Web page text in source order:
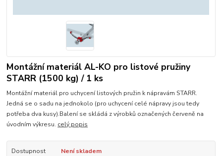
Montážní materiál AL-KO pro listové pružiny
STARR (1500 kg) / 1 ks
Montážní materiál pro uchycení listových pružin k nápravám STARR.
Jedná se o sadu na jednokolo (pro uchycení celé nápravy jsou tedy
potřeba dva kusy).Balení se skládá z výrobků označených červeně na
úvodním výkresu. celý popis
Dostupnost Není skladem